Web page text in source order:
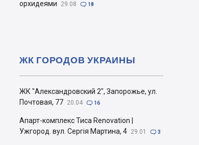
орхидеями
29.08  18
ЖК "Александровский 2", Запорожье, ул.
Почтовая, 77 20.04  16
Апарт-комплекс Тиса Renovation |
Ужгород. вул. Сергія Мартина, 4 29.01  3
ЖК ГОРОДОВ УКРАИНЫ